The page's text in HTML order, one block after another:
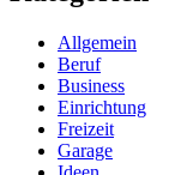
Allgemein
Beruf
Business
Einrichtung
Freizeit
Garage